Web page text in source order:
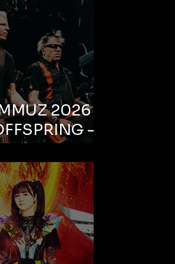
2026 –
–
Life Park